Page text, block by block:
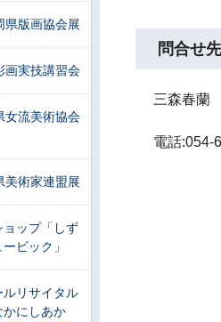
問合せ先
三森春蘭
電話:054-
版画協会展
実技講習会
女流美術協会
美術家連盟展
ップ「しず
ビック」
リサイタル
かにしあか